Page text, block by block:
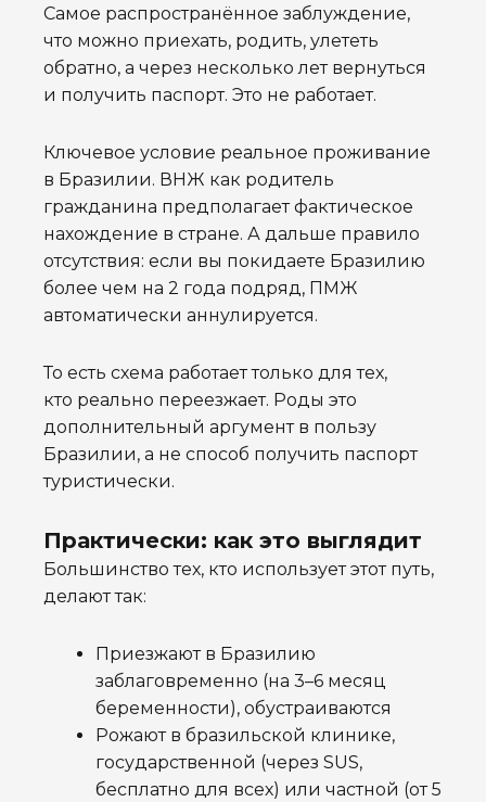
Самое распространённое заблуждение,
что можно приехать, родить, улететь
обратно, а через несколько лет вернуться
и получить паспорт. Это не работает.
Ключевое условие реальное проживание
в Бразилии. ВНЖ как родитель
гражданина предполагает фактическое
нахождение в стране. А дальше правило
отсутствия: если вы покидаете Бразилию
более чем на 2 года подряд, ПМЖ
автоматически аннулируется.
То есть схема работает только для тех,
кто реально переезжает. Роды это
дополнительный аргумент в пользу
Бразилии, а не способ получить паспорт
туристически.
Практически: как это выглядит
Большинство тех, кто использует этот путь,
делают так:
Приезжают в Бразилию
заблаговременно (на 3–6 месяц
беременности), обустраиваются
Рожают в бразильской клинике,
государственной (через SUS,
бесплатно для всех) или частной (от 5